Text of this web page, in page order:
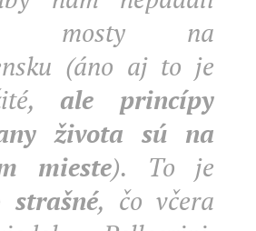
mosty na
(áno aj to je
ale princípy
života sú na
mieste). To je
strašné, čo včera